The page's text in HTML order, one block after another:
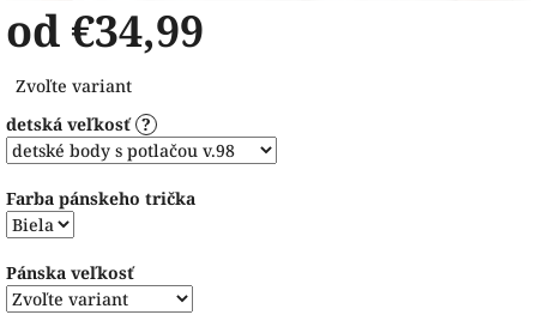
od €34,99
cena:
Zvoľte variant
detská veľkosť ?
Farba pánskeho trička
Pánska veľkosť